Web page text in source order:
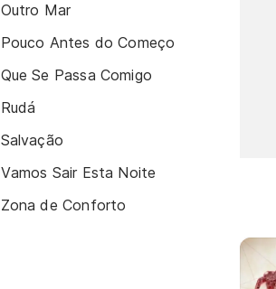
Outro Mar
Pouco Antes do Começo
Que Se Passa Comigo
Rudá
Salvação
Vamos Sair Esta Noite
Zona de Conforto